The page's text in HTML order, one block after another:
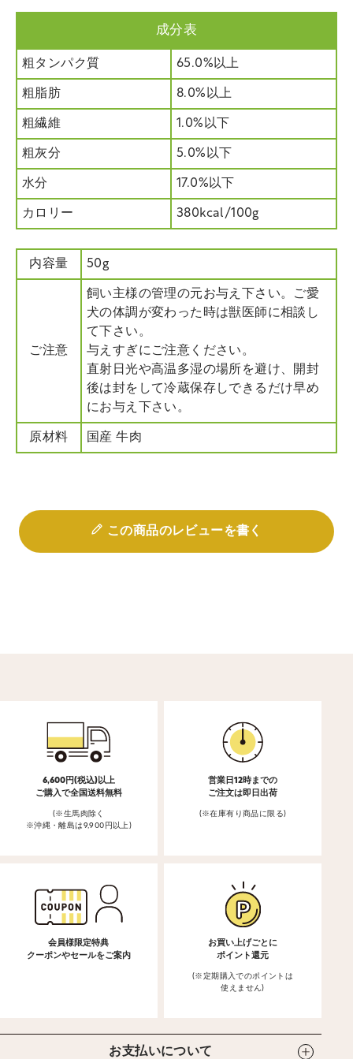
成分表
粗タンパク質 65.0%以上
粗脂肪 8.0%以上
粗繊維 1.0%以下
粗灰分 5.0%以下
水分 17.0%以下
カロリー 380kcal/100g
内容量 50g
ご注意
飼い主様の管理の元お与え下さい。ご愛
犬の体調が変わった時は獣医師に相談し
て下さい。
与えすぎにご注意ください。
直射日光や高温多湿の場所を避け、開封
後は封をして冷蔵保存しできるだけ早め
にお与え下さい。
原材料 国産 牛肉
この商品のレビューを書く
6,600円(税込)以上
ご購入で全国送料無料
(※生馬肉除く
※沖縄・離島は9,900円以上)
営業日12時までの
ご注文は即日出荷
(※在庫有り商品に限る)
会員様限定特典
クーポンやセールをご案内
お買い上げごとに
ポイント還元
(※定期購入でのポイントは
使えません)
お支払いについて